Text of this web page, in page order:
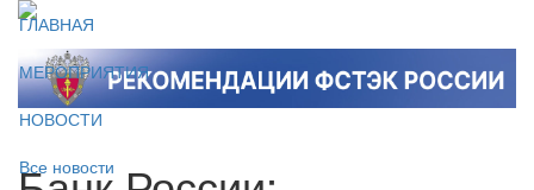
ГЛАВНАЯ
МЕРОПРИЯТИЯ
НОВОСТИ
Все новости